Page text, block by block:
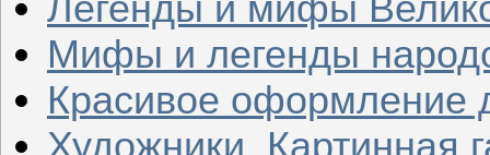
Мифы и легенды
Красивое оформление